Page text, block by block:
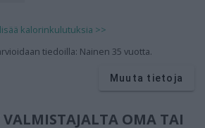
kalorinkulutuksia >>
tiedoilla: Nainen 35 vuotta.
Muuta tietoja
OMA TAI